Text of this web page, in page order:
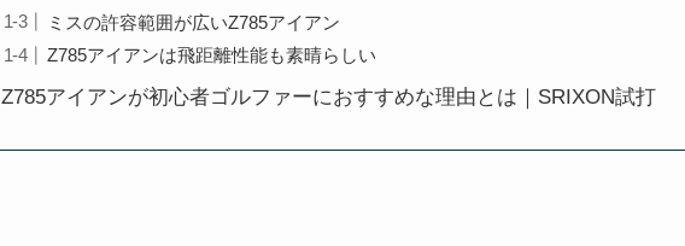
ミスの許容範囲が広いZ785アイアン
Z785アイアンは飛距離性能も素晴らしい
Z785アイアンが初心者ゴルファーにおすすめな理由とは｜SRIXON試打